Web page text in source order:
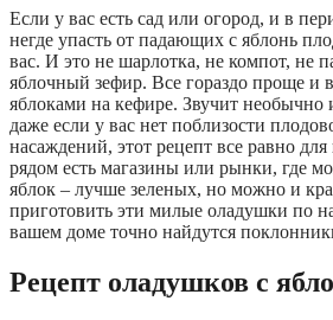
Если у вас есть сад или огород, и в
негде упасть от падающих с яблонь
вас. И это не шарлотка, не компот, не
яблочный зефир. Все гораздо проще и
яблоками на кефире. Звучит необычно
даже если у вас нет поблизости
насаждений, этот рецепт все равно для
рядом есть магазины или рынки, где
яблок – лучше зеленых, но можно и
приготовить эти милые оладушки по
вашем доме точно найдутся
Рецепт оладушков с